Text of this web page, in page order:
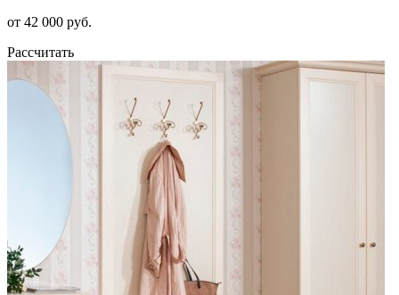
от 42 000 руб.
Рассчитать